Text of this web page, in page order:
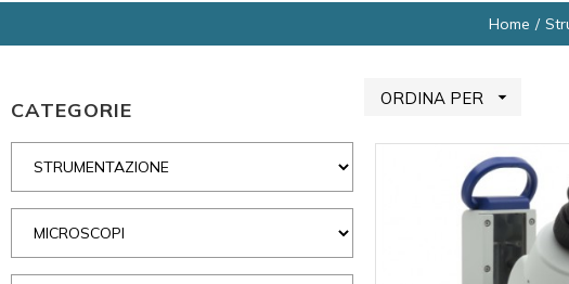
Home
CATEGORIE ORDINA PER 